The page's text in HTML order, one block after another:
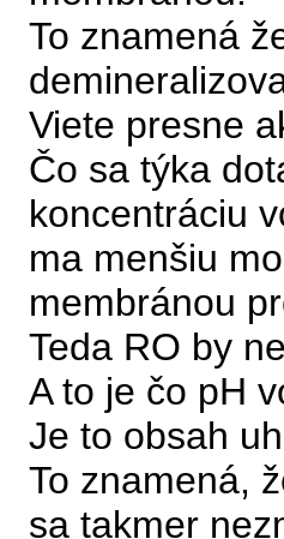
To znamená
Viete presne
Čo sa týka
koncentráciu
ma menšiu
membránou
Teda RO by
A to je čo pH
Je to obsah
To znamená,
sa takmer